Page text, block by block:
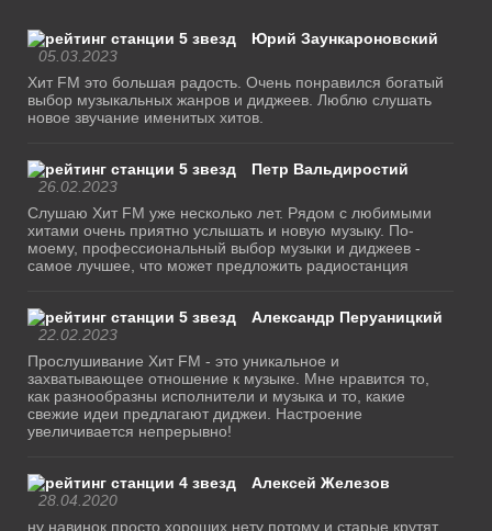
Юрий Заункароновский
05.03.2023
Хит FM это большая радость. Очень понравился богатый
выбор музыкальных жанров и диджеев. Люблю слушать
новое звучание именитых хитов.
Петр Вальдиростий
26.02.2023
Слушаю Хит FM уже несколько лет. Рядом с любимыми
хитами очень приятно услышать и новую музыку. По-
моему, профессиональный выбор музыки и диджеев -
самое лучшее, что может предложить радиостанция
Александр Перуаницкий
22.02.2023
Прослушивание Хит FM - это уникальное и
захватывающее отношение к музыке. Мне нравится то,
как разнообразны исполнители и музыка и то, какие
свежие идеи предлагают диджеи. Настроение
увеличивается непрерывно!
Алексей Железов
28.04.2020
ну навинок просто хороших нету потому и старые крутят